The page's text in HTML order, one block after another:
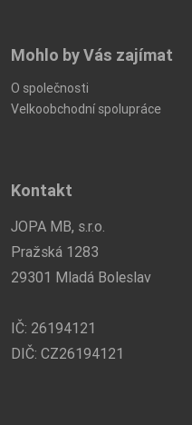
Mohlo by Vás zajímat
O společnosti
Velkoobchodní spolupráce
Kontakt
JOPA MB, s.r.o.
Pražská 1283
29301 Mladá Boleslav
IČ: 26194121
DIČ: CZ26194121